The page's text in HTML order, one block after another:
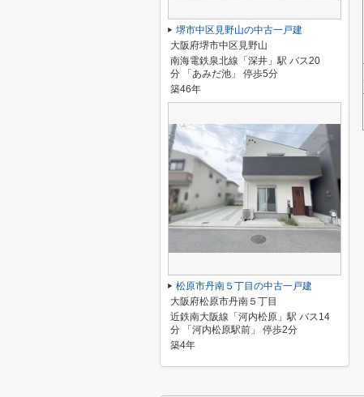
堺市中区見野山の中古一戸建
大阪府堺市中区見野山
南海電鉄泉北線「深井」駅 バス20
分 「あみだ池」 停歩5分
築46年
松原市丹南５丁目の中古一戸建
大阪府松原市丹南５丁目
近鉄南大阪線「河内松原」駅 バス14
分 「河内松原駅前」 停歩2分
築4年